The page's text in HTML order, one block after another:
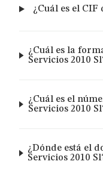
¿Cuál es el CIF
¿Cuál es la
Servicios 2010
¿Cuál es el
Servicios 2010
¿Dónde está el
Servicios 2010